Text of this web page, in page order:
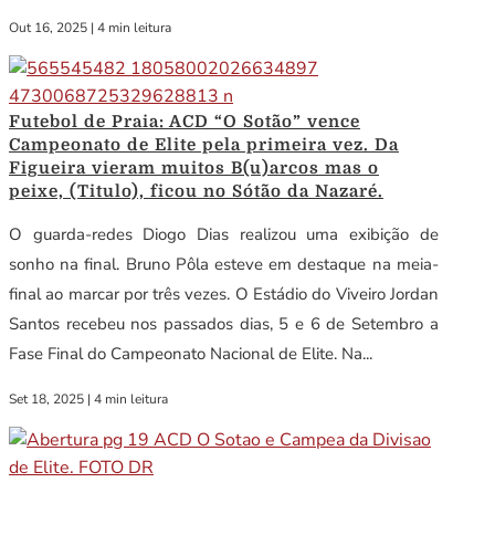
Out 16, 2025 | 4 min leitura
Futebol de Praia: ACD “O Sotão” vence
Campeonato de Elite pela primeira vez. Da
Figueira vieram muitos B(u)arcos mas o
peixe, (Titulo), ficou no Sótão da Nazaré.
O guarda-redes Diogo Dias realizou uma exibição de
sonho na final. Bruno Pôla esteve em destaque na meia-
final ao marcar por três vezes. O Estádio do Viveiro Jordan
Santos recebeu nos passados dias, 5 e 6 de Setembro a
Fase Final do Campeonato Nacional de Elite. Na...
Set 18, 2025 | 4 min leitura